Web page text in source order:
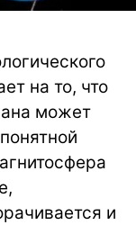
на то, что
может
и